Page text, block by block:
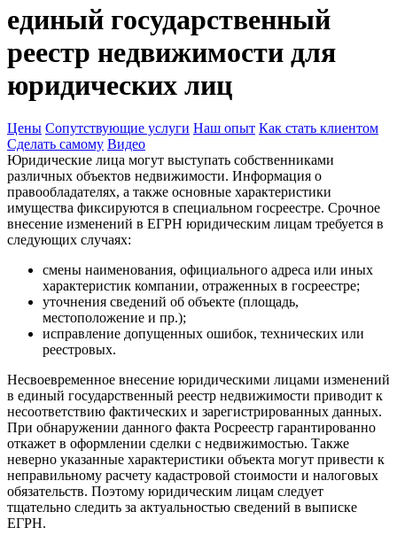
единый государственный
реестр недвижимости для
юридических лиц
Цены Сопутствующие услуги Наш опыт Как стать клиентом
Сделать самому Видео
Юридические лица могут выступать собственниками
различных объектов недвижимости. Информация о
правообладателях, а также основные характеристики
имущества фиксируются в специальном госреестре. Срочное
внесение изменений в ЕГРН юридическим лицам требуется в
следующих случаях:
смены наименования, официального адреса или иных
характеристик компании, отраженных в госреестре;
уточнения сведений об объекте (площадь,
местоположение и пр.);
исправление допущенных ошибок, технических или
реестровых.
Несвоевременное внесение юридическими лицами изменений
в единый государственный реестр недвижимости приводит к
несоответствию фактических и зарегистрированных данных.
При обнаружении данного факта Росреестр гарантированно
откажет в оформлении сделки с недвижимостью. Также
неверно указанные характеристики объекта могут привести к
неправильному расчету кадастровой стоимости и налоговых
обязательств. Поэтому юридическим лицам следует
тщательно следить за актуальностью сведений в выписке
ЕГРН.